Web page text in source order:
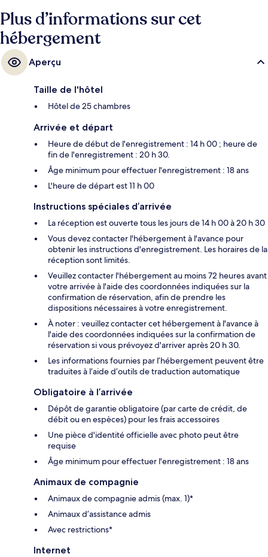
Plus d’informations sur cet
hébergement
Aperçu
Taille de l'hôtel
Hôtel de 25 chambres
Arrivée et départ
Heure de début de l'enregistrement : 14 h 00 ; heure de
fin de l'enregistrement : 20 h 30.
Âge minimum pour effectuer l'enregistrement : 18 ans
L'heure de départ est 11 h 00
Instructions spéciales d’arrivée
La réception est ouverte tous les jours de 14 h 00 à 20 h 30
Vous devez contacter l'hébergement à l'avance pour
obtenir les instructions d'enregistrement. Les horaires de la
réception sont limités.
Veuillez contacter l'hébergement au moins 72 heures avant
votre arrivée à l'aide des coordonnées indiquées sur la
confirmation de réservation, afin de prendre les
dispositions nécessaires à votre enregistrement.
À noter : veuillez contacter cet hébergement à l'avance à
l'aide des coordonnées indiquées sur la confirmation de
réservation si vous prévoyez d'arriver après 20 h 30.
Les informations fournies par l’hébergement peuvent être
traduites à l’aide d’outils de traduction automatique
Obligatoire à l’arrivée
Dépôt de garantie obligatoire (par carte de crédit, de
débit ou en espèces) pour les frais accessoires
Une pièce d'identité officielle avec photo peut être
requise
Âge minimum pour effectuer l'enregistrement : 18 ans
Animaux de compagnie
Animaux de compagnie admis (max. 1)*
Animaux d’assistance admis
Avec restrictions*
Internet